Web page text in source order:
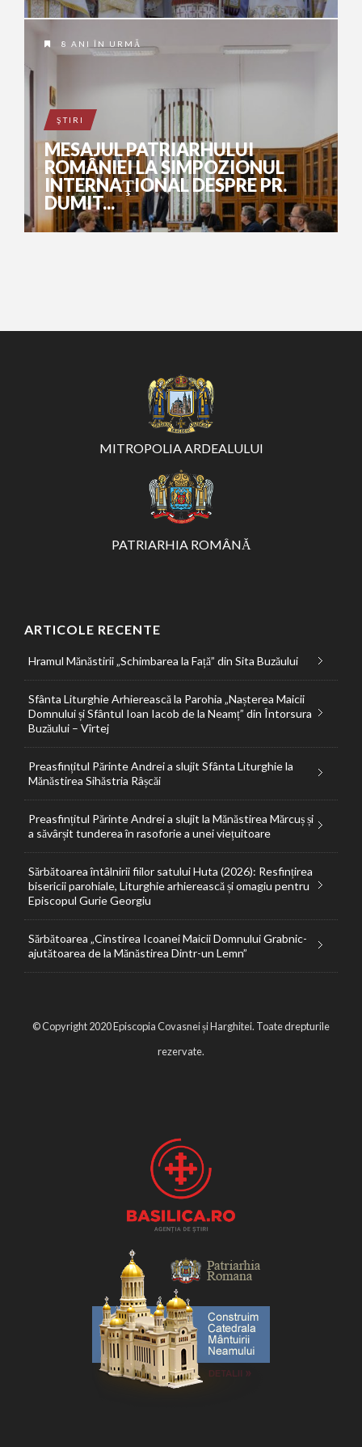
8 ANI ÎN URMĂ
ŞTIRI
MESAJUL PATRIARHULUI
ROMÂNIEI LA SIMPOZIONUL
INTERNAŢIONAL DESPRE PR.
DUMIT...
MITROPOLIA ARDEALULUI
PATRIARHIA ROMÂNĂ
ARTICOLE RECENTE
Hramul Mănăstirii „Schimbarea la Față” din Sita Buzăului
Sfânta Liturghie Arhierească la Parohia „Nașterea Maicii
Domnului și Sfântul Ioan Iacob de la Neamț” din Întorsura
Buzăului – Vîrtej
Preasfințitul Părinte Andrei a slujit Sfânta Liturghie la
Mănăstirea Sihăstria Râșcăi
Preasfințitul Părinte Andrei a slujit la Mănăstirea Mărcuș și
a săvârșit tunderea în rasoforie a unei viețuitoare
Sărbătoarea întâlnirii fiilor satului Huta (2026): Resfințirea
bisericii parohiale, Liturghie arhierească și omagiu pentru
Episcopul Gurie Georgiu
Sărbătoarea „Cinstirea Icoanei Maicii Domnului Grabnic-
ajutătoarea de la Mănăstirea Dintr-un Lemn”
© Copyright 2020 Episcopia Covasnei și Harghitei. Toate drepturile
rezervate.